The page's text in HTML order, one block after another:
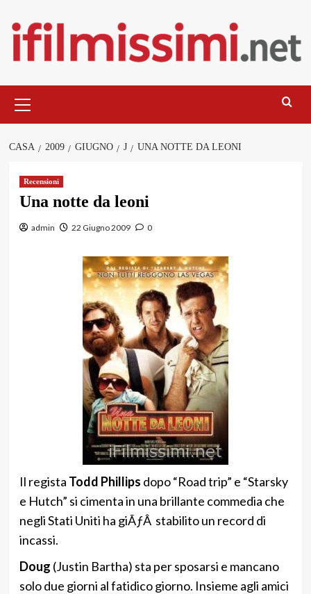
contenuto
principale
CASA 2009 GIUGNO J UNA NOTTE DA LEONI
Recensioni
Una notte da leoni
admin 22 Giugno 2009 0
Il regista Todd Phillips dopo “Road trip” e “Starsky
e Hutch” si cimenta in una brillante commedia che
negli Stati Uniti ha giÃƒÂ stabilito un record di
incassi.
Doug (Justin Bartha) sta per sposarsi e mancano
solo due giorni al fatidico giorno. Insieme agli amici